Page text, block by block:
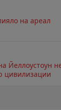
на ареал
Йеллоустоун
цивилизации